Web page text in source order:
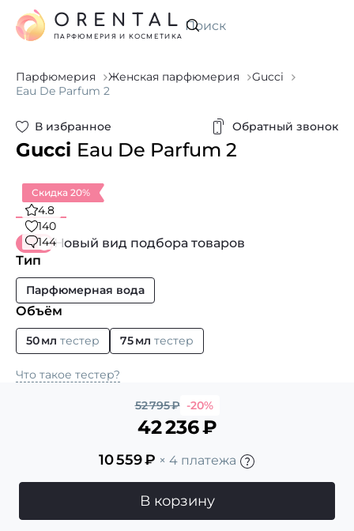
Искать
ORENTAL
ПАРФЮМЕРИЯ И КОСМЕТИКА
Парфюмерия Женская парфюмерия
Gucci
Eau De Parfum 2
В избранное Обратный звонок
Gucci Eau De Parfum 2
Скидка 20%
4.8
140
144Новый вид подбора товаров
Тип
Парфюмерная вода
Объём
50 мл тестер 75 мл тестер
Что такое тестер?
52 795₽ -20%
42 236₽
10 559₽ × 4 платежа
В корзину